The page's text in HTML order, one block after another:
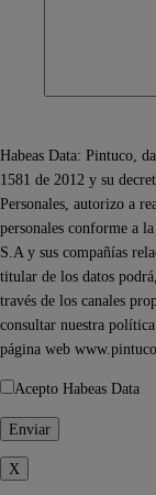
Habeas Data: Pintuco,
1581 de 2012 y su
Personales, autorizo a
personales conforme a
S.A y sus compañías
titular de los datos
través de los canales
consultar nuestra
página web
Acepto Habeas Data
X